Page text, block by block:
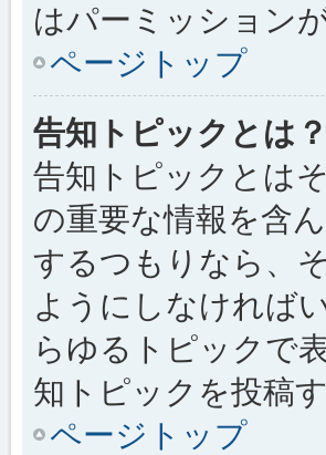
はパーミッション
ページトップ
告知トピックとは？
告知トピックとは
の重要な情報を含
するつもりなら、
ようにしなければ
らゆるトピックで
知トピックを投稿
ページトップ